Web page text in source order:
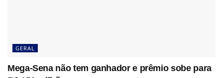
GERAL
Mega-Sena não tem ganhador e prêmio sobe para